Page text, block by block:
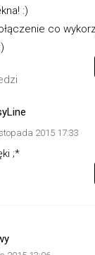
:)
co
2015 17:33
;*